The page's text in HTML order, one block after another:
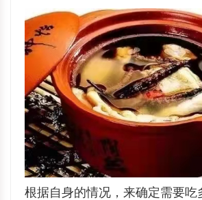
根据自身的情况，来确定需要吃